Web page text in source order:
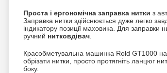
Проста і ергономічна заправка нитки з
Заправка нитки здійснюється дуже легко
індикатору позиції маховика. Для заправки
ручний нитковдівач
Краєобметувальна машинка Rold GT1000
обрізати нитки, просто протягніть ланцюг
боку.